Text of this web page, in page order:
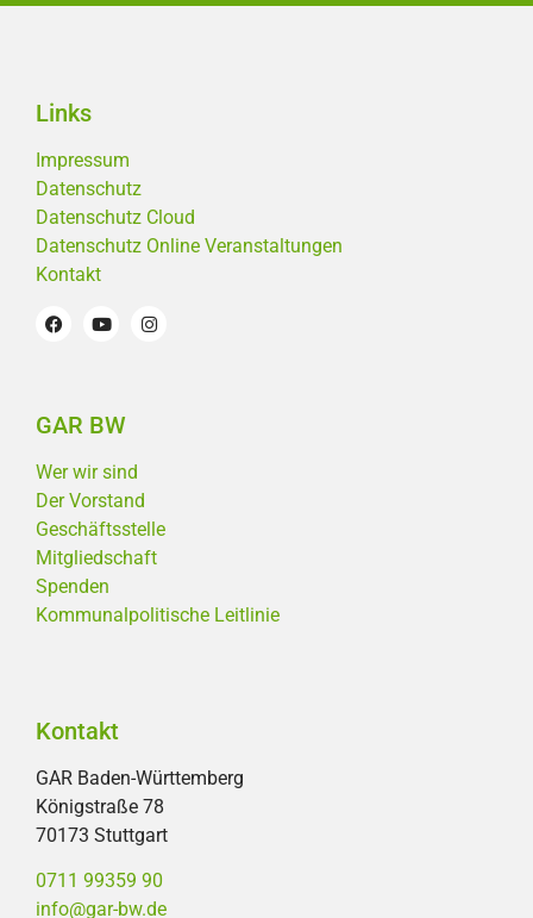
Links
Impressum
Datenschutz
Datenschutz Cloud
Datenschutz Online Veranstaltungen
Kontakt
GAR BW
Wer wir sind
Der Vorstand
Geschäftsstelle
Mitgliedschaft
Spenden
Kommunalpolitische Leitlinie
Kontakt
GAR Baden-Württemberg
Königstraße 78
70173 Stuttgart
0711 99359 90
info@gar-bw.de